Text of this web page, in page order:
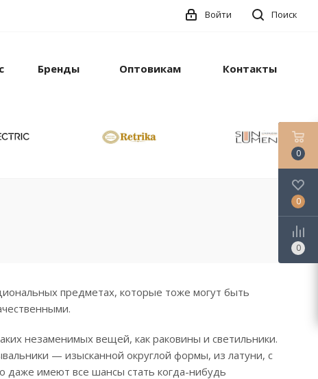
Поиск
Войти
Бренды Оптовикам Контакты
предметах, которые тоже могут быть
незаменимых вещей, как раковины и светильники.
— изысканной округлой формы, из латуни, с
даже имеют все шансы стать когда-нибудь
0
0
0